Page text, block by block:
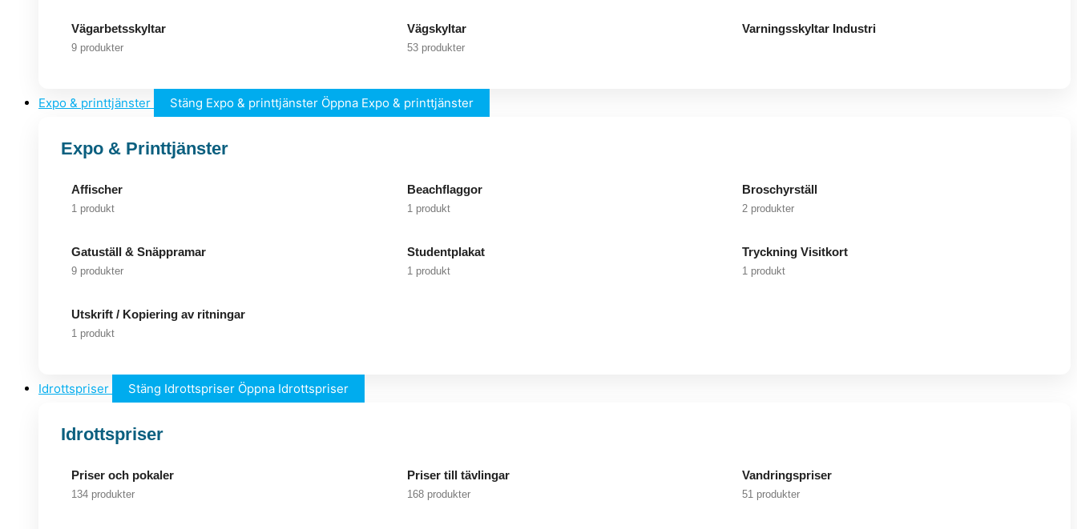
Vägarbetsskyltar
9 produkter
Vägskyltar
53 produkter
Varningsskyltar Industri
Expo & printtjänster Stäng Expo & printtjänster Öppna Expo & printtjänster
Expo & Printtjänster
Affischer
1 produkt
Beachflaggor
1 produkt
Broschyrställ
2 produkter
Gatuställ & Snäppramar
9 produkter
Studentplakat
1 produkt
Tryckning Visitkort
1 produkt
Utskrift / Kopiering av ritningar
1 produkt
Idrottspriser Stäng Idrottspriser Öppna Idrottspriser
Idrottspriser
Priser och pokaler
134 produkter
Priser till tävlingar
168 produkter
Vandringspriser
51 produkter